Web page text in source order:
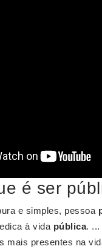
é ser
e simples, pessoa
à vida pública. ...
mais presentes na